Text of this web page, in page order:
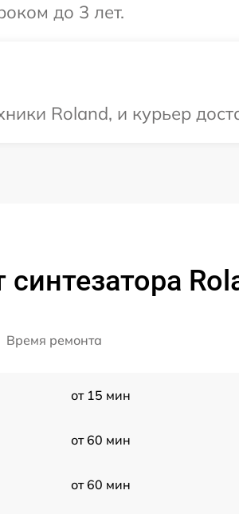
до 3 лет.
Roland, и курьер
Время ремонта
от 15 мин
от 60 мин
от 60 мин